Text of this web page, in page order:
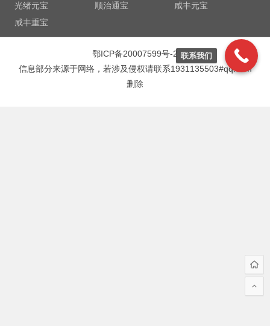
光绪元宝
顺治通宝
咸丰元宝
咸丰重宝
鄂ICP备20007599号-2
信息部分来源于网络，若涉及侵权请联系1931135503#qq.com
删除
联系我们